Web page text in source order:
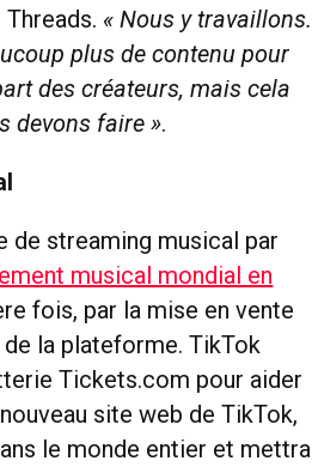
« Nous y travaillons.
plus de contenu pour
des créateurs, mais cela
devons faire ».
de streaming musical par
musical mondial en
fois, par la mise en vente
la plateforme. TikTok
Tickets.com pour aider
site web de TikTok,
le monde entier et mettra